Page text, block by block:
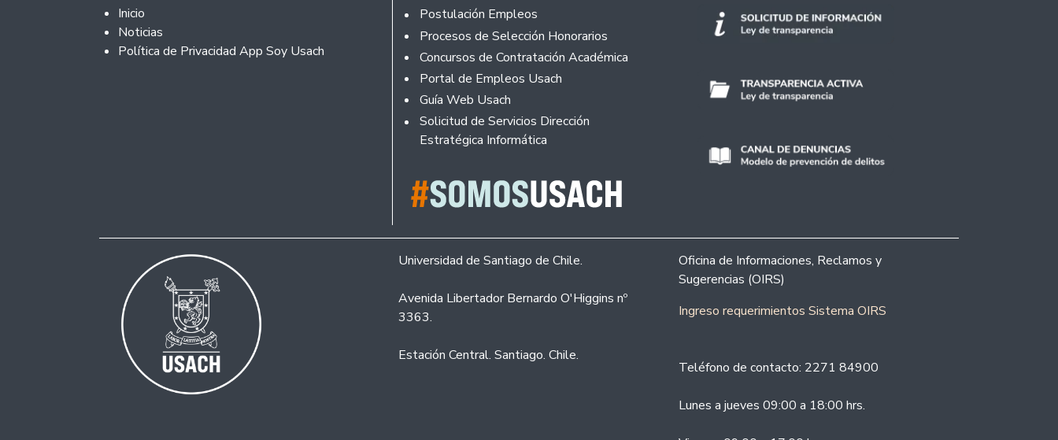
Footer 2
Inicio
Noticias
Política de Privacidad App Soy Usach
Footer
Postulación Empleos
Procesos de Selección Honorarios
Concursos de Contratación Académica
Portal de Empleos Usach
Guía Web Usach
Solicitud de Servicios Dirección
Estratégica Informática
Universidad de Santiago de Chile.
Avenida Libertador Bernardo O'Higgins nº
3363.
Estación Central. Santiago. Chile.
Oficina de Informaciones, Reclamos y
Sugerencias (OIRS)
Ingreso requerimientos Sistema OIRS
Teléfono de contacto: 2271 84900
Lunes a jueves 09:00 a 18:00 hrs.